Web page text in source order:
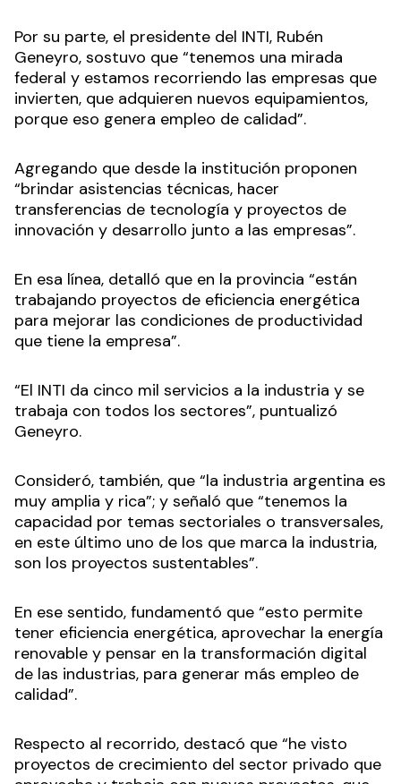
Por su parte, el presidente del INTI, Rubén
Geneyro, sostuvo que “tenemos una mirada
federal y estamos recorriendo las empresas que
invierten, que adquieren nuevos equipamientos,
porque eso genera empleo de calidad”.
Agregando que desde la institución proponen
“brindar asistencias técnicas, hacer
transferencias de tecnología y proyectos de
innovación y desarrollo junto a las empresas”.
En esa línea, detalló que en la provincia “están
trabajando proyectos de eficiencia energética
para mejorar las condiciones de productividad
que tiene la empresa”.
“El INTI da cinco mil servicios a la industria y se
trabaja con todos los sectores”, puntualizó
Geneyro.
Consideró, también, que “la industria argentina es
muy amplia y rica”; y señaló que “tenemos la
capacidad por temas sectoriales o transversales,
en este último uno de los que marca la industria,
son los proyectos sustentables”.
En ese sentido, fundamentó que “esto permite
tener eficiencia energética, aprovechar la energía
renovable y pensar en la transformación digital
de las industrias, para generar más empleo de
calidad”.
Respecto al recorrido, destacó que “he visto
proyectos de crecimiento del sector privado que